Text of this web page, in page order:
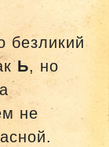
безликий
Ь, но
не